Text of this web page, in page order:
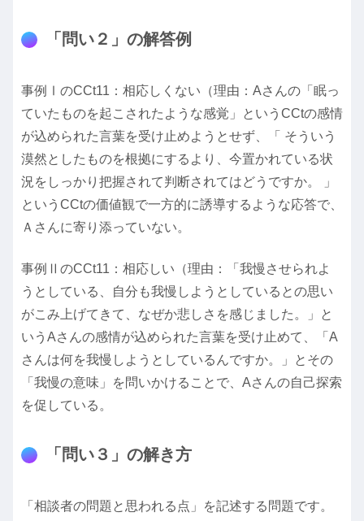
「問い２」の解答例
事例ⅠのCCt11：相応しくない（理由：Aさんの「眠っ
ていたものを起こされたような感覚」というCCtの感情
が込められた言葉を受け止めようとせず、「 そういう
漠然としたものを根拠にするより、今置かれている状
況をしっかり把握されて判断されてはどうですか。 」
というCCtの価値観で一方的に誘導するような応答で、
Ａさんに寄り添っていない。
事例ⅡのCCt11：相応しい（理由：「我慢させられよ
うとしている、自分も我慢しようとしているとの思い
がこみ上げてきて、なぜか悲しさを感じました。」と
いうAさんの感情が込められた言葉を受け止めて、「A
さんは何を我慢しようとしているんですか。」とその
「我慢の意味」を問いかけることで、Aさんの自己探索
を促している。
「問い３」の解き方
「相談者の問題と思われる点」を記述する問題です。